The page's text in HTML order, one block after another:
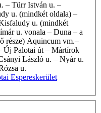
– Türr István u. –
u. (mindkét oldala) –
u. (mindkét
u. vonala – Duna – a
része) Aquincum vm.–
Új Palotai út – Mártírok
László u. – Nyár u.
u.
Espereskerület